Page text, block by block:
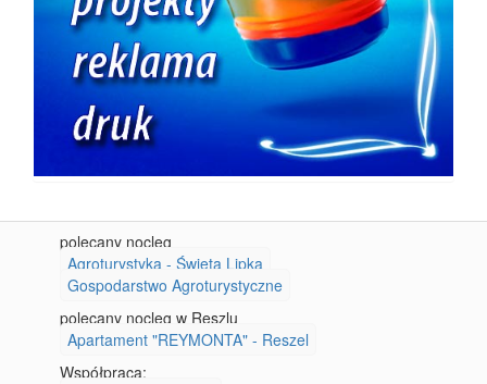
polecany nocleg
Agroturystyka - Święta Lipka
Gospodarstwo Agroturystyczne
polecany nocleg w Reszlu
Apartament "REYMONTA" - Reszel
Współpraca: